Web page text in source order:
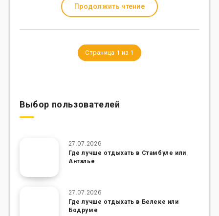
Продолжить чтение
Страница 1 из 1
Выбор пользователей
27.07.2026
Где лучше отдыхать в Стамбуле или
Анталье
27.07.2026
Где лучше отдыхать в Белеке или
Бодруме